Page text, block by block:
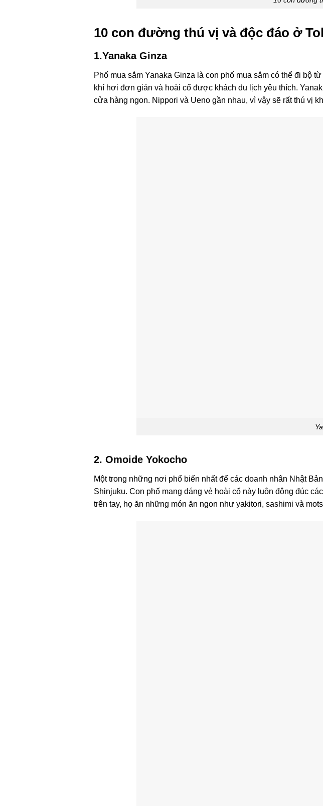
10 con đường thú vị và độc đáo ở
1.Yanaka Ginza
Phố mua sắm Yanaka Ginza là con phố mua sắm có thể đi bộ
khí hơi đơn giản và hoài cổ được khách du lịch yêu thích.
cửa hàng ngon. Nippori và Ueno gần nhau, vì vậy sẽ rất thú vị
2. Omoide Yokocho
Một trong những nơi phổ biến nhất để các doanh nhân Nhật
Shinjuku. Con phố mang dáng vẻ hoài cổ này luôn đông đúc
trên tay, họ ăn những món ăn ngon như yakitori, sashimi và